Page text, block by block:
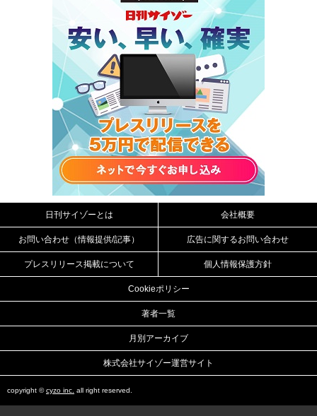
日刊サイゾーとは 会社概要
お問い合わせ（情報提供/記事） 広告に関するお問い合わせ
プレスリリース掲載について 個人情報保護方針
Cookieポリシー
著者一覧
月別アーカイブ
株式会社サイゾー運営サイト
copyright ©cyzo inc. all right reserved.